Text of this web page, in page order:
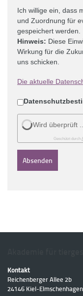
Ich willige ein, dass
und Zuordnung für
gespeichert werden.
Hinweis: Diese
Wirkung für die
uns schicken.
Die aktuelle
Wird überprüft ...
Geschützt durch
Absenden
Kontakt
Reichenberger Allee 2b
24146 Kiel-Elmschenhagen